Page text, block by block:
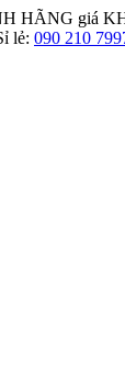
HÃNG giá
lẻ: 090 210